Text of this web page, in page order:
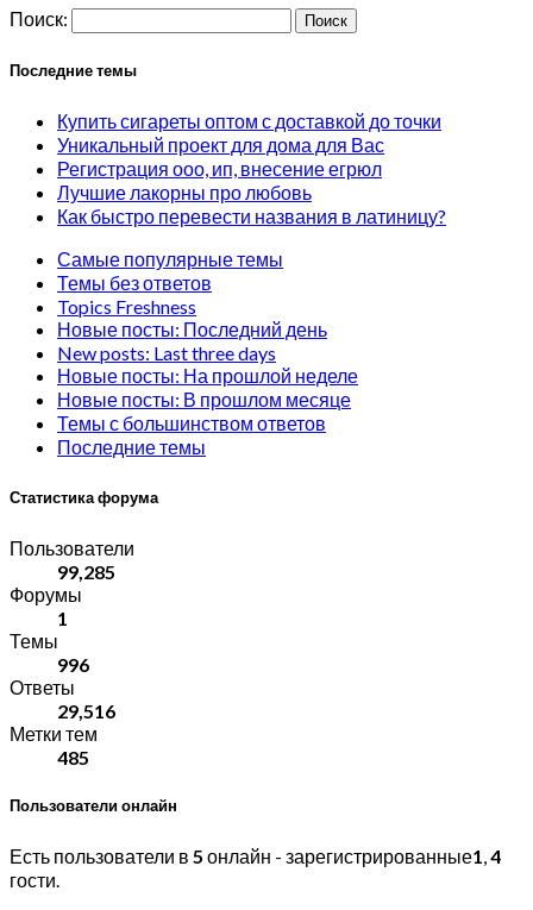
Поиск:
Последние темы
Купить сигареты оптом с доставкой до точки
Уникальный проект для дома для Вас
Регистрация ооо, ип, внесение егрюл
Лучшие лакорны про любовь
Как быстро перевести названия в латиницу?
Самые популярные темы
Темы без ответов
Topics Freshness
Новые посты: Последний день
New posts: Last three days
Новые посты: На прошлой неделе
Новые посты: В прошлом месяце
Темы с большинством ответов
Последние темы
Статистика форума
Пользователи
99,285
Форумы
1
Темы
996
Ответы
29,516
Метки тем
485
Пользователи онлайн
Есть пользователи в 5 онлайн - зарегистрированные1,4
гости.